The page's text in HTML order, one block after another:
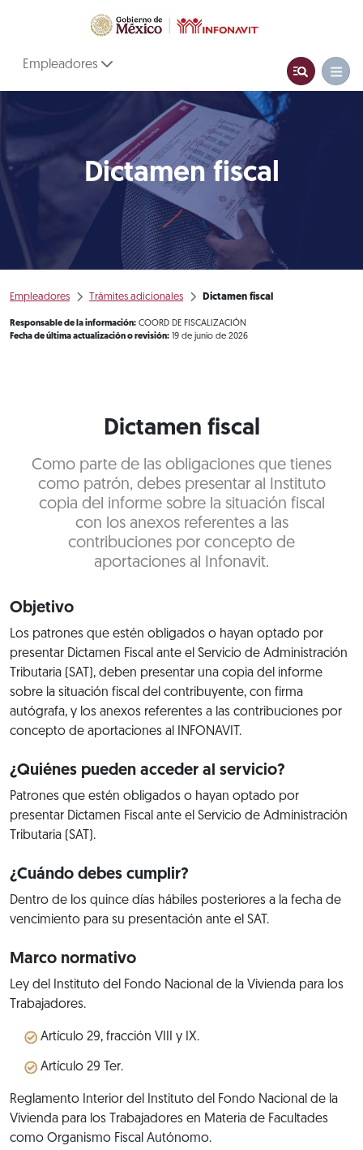
Empleadores
Dictamen fiscal
Empleadores Trámites adicionales Dictamen fiscal
Responsable de la información: COORD DE FISCALIZACIÓN
Fecha de última actualización o revisión: 19 de junio de 2026
Dictamen fiscal
Como parte de las obligaciones que tienes
como patrón, debes presentar al Instituto
copia del informe sobre la situación fiscal
con los anexos referentes a las
contribuciones por concepto de
aportaciones al Infonavit.
Objetivo
Los patrones que estén obligados o hayan optado por
presentar Dictamen Fiscal ante el Servicio de Administración
Tributaria (SAT), deben presentar una copia del informe
sobre la situación fiscal del contribuyente, con firma
autógrafa, y los anexos referentes a las contribuciones por
concepto de aportaciones al INFONAVIT.
¿Quiénes pueden acceder al servicio?
Patrones que estén obligados o hayan optado por
presentar Dictamen Fiscal ante el Servicio de Administración
Tributaria (SAT).
¿Cuándo debes cumplir?
Dentro de los quince días hábiles posteriores a la fecha de
vencimiento para su presentación ante el SAT.
Marco normativo
Ley del Instituto del Fondo Nacional de la Vivienda para los
Trabajadores.
Artículo 29, fracción VIII y IX.
Artículo 29 Ter.
Reglamento Interior del Instituto del Fondo Nacional de la
Vivienda para los Trabajadores en Materia de Facultades
como Organismo Fiscal Autónomo.